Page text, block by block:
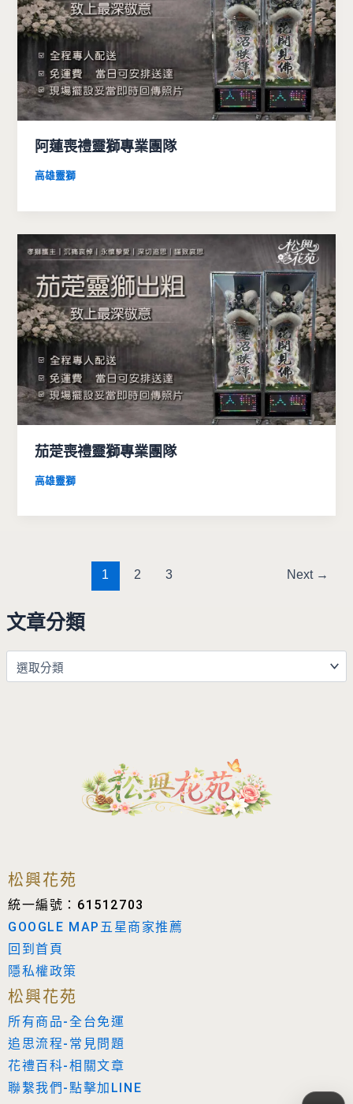
文章分類
阿蓮喪禮靈獅專業團隊
高雄靈獅
茄萣喪禮靈獅專業團隊
高雄靈獅
1 2 3 Next →
松興花苑
統一編號：61512703
GOOGLE MAP五星商家推薦
回到首頁
隱私權政策
松興花苑
所有商品-全台免運
追思流程-常見問題
花禮百科-相關文章
聯繫我們-點擊加LINE